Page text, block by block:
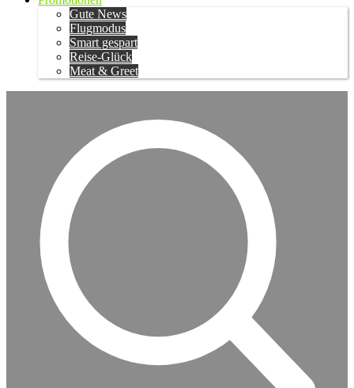
Gute News
Flugmodus
Smart gespart
Reise-Glück
Meat & Greet